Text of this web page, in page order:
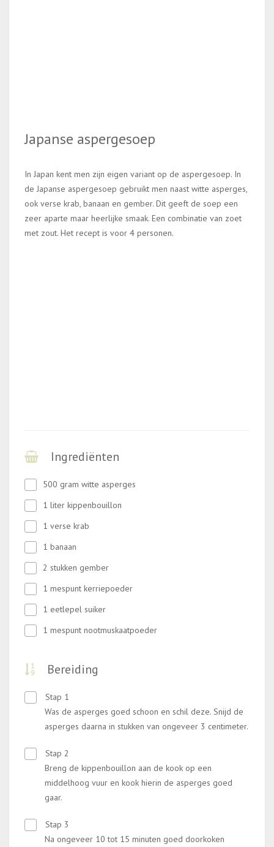
Japanse aspergesoep
In Japan kent men zijn eigen variant op de aspergesoep. In
de Japanse aspergesoep gebruikt men naast witte asperges,
ook verse krab, banaan en gember. Dit geeft de soep een
zeer aparte maar heerlijke smaak. Een combinatie van zoet
met zout. Het recept is voor 4 personen.
Ingrediënten
500 gram witte asperges
1 liter kippenbouillon
1 verse krab
1 banaan
2 stukken gember
1 mespunt kerriepoeder
1 eetlepel suiker
1 mespunt nootmuskaatpoeder
Bereiding
Stap 1
Was de asperges goed schoon en schil deze. Snijd de
asperges daarna in stukken van ongeveer 3 centimeter.
Stap 2
Breng de kippenbouillon aan de kook op een
middelhoog vuur en kook hierin de asperges goed
gaar.
Stap 3
Na ongeveer 10 tot 15 minuten goed doorkoken